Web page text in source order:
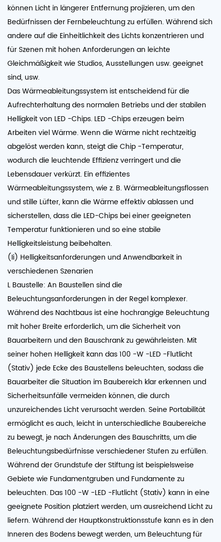
können Licht in längerer Entfernung projizieren, um den
Bedürfnissen der Fernbeleuchtung zu erfüllen. Während sich
andere auf die Einheitlichkeit des Lichts konzentrieren und
für Szenen mit hohen Anforderungen an leichte
Gleichmäßigkeit wie Studios, Ausstellungen usw. geeignet
sind, usw.
Das Wärmeableitungssystem ist entscheidend für die
Aufrechterhaltung des normalen Betriebs und der stabilen
Helligkeit von LED -Chips. LED -Chips erzeugen beim
Arbeiten viel Wärme. Wenn die Wärme nicht rechtzeitig
abgelöst werden kann, steigt die Chip -Temperatur,
wodurch die leuchtende Effizienz verringert und die
Lebensdauer verkürzt. Ein effizientes
Wärmeableitungssystem, wie z. B. Wärmeableitungsflossen
und stille Lüfter, kann die Wärme effektiv ablassen und
sicherstellen, dass die LED-Chips bei einer geeigneten
Temperatur funktionieren und so eine stabile
Helligkeitsleistung beibehalten.
(Ii) Helligkeitsanforderungen und Anwendbarkeit in
verschiedenen Szenarien
L Baustelle: An Baustellen sind die
Beleuchtungsanforderungen in der Regel komplexer.
Während des Nachtbaus ist eine hochrangige Beleuchtung
mit hoher Breite erforderlich, um die Sicherheit von
Bauarbeitern und den Bauschrank zu gewährleisten. Mit
seiner hohen Helligkeit kann das 100 -W -LED -Flutlicht
(Stativ) jede Ecke des Baustellens beleuchten, sodass die
Bauarbeiter die Situation im Baubereich klar erkennen und
Sicherheitsunfälle vermeiden können, die durch
unzureichendes Licht verursacht werden. Seine Portabilität
ermöglicht es auch, leicht in unterschiedliche Baubereiche
zu bewegt, je nach Änderungen des Bauschritts, um die
Beleuchtungsbedürfnisse verschiedener Stufen zu erfüllen.
Während der Grundstufe der Stiftung ist beispielsweise
Gebiete wie Fundamentgruben und Fundamente zu
beleuchten. Das 100 -W -LED -Flutlicht (Stativ) kann in eine
geeignete Position platziert werden, um ausreichend Licht zu
liefern. Während der Hauptkonstruktionsstufe kann es in den
Inneren des Bodens bewegt werden, um Beleuchtung für